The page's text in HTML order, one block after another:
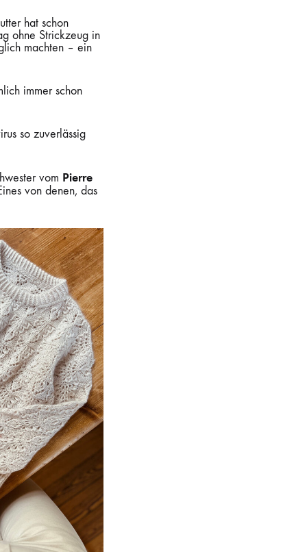
hat schon
ohne Strickzeug in
machten – ein
immer schon
so zuverlässig
vom Pierre
von denen, das